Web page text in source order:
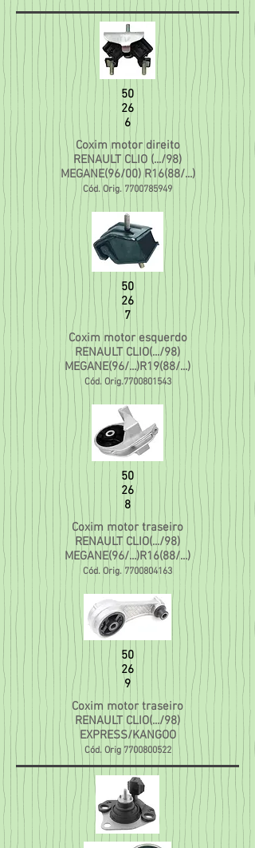
50
26
6
Coxim motor direito
RENAULT CLIO (.../98)
MEGANE(96/00) R16(88/...)
Cód. Orig. 7700785949
50
26
7
Coxim motor esquerdo
RENAULT CLIO(.../98)
MEGANE(96/...)R19(88/...)
Cód. Orig.7700801543
50
26
8
Coxim motor traseiro
RENAULT CLIO(.../98)
MEGANE(96/...)R16(88/...)
Cód. Orig.7700804163
50
26
9
Coxim motor traseiro
RENAULT CLIO(.../98)
EXPRESS/KANGOO
Cód. Orig 7700800522